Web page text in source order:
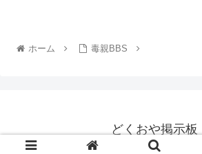
ホーム 毒親BBS
どくおや掲示板
© 2022 どくおや掲示板.